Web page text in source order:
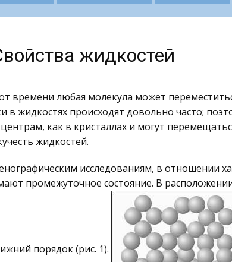
жидкостей
времени любая молекула может
в жидкостях происходят довольно часто;
как в кристаллах и могут
жидкостей.
исследованиям, в отношении
промежуточное состояние. В
порядок (рис. 1).